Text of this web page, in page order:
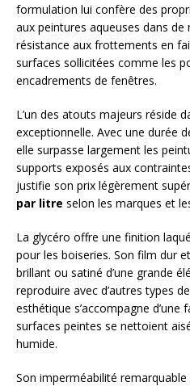
formulation lui confère des
aux peintures aqueuses dans
résistance aux frottements en
surfaces sollicitées comme les
encadrements de fenêtres.
L’un des atouts majeurs réside
exceptionnelle. Avec une durée
elle surpasse largement les
supports exposés aux
justifie son prix légèrement
par litre selon les marques et
La glycéro offre une finition
pour les boiseries. Son film dur
brillant ou satiné d’une grande
reproduire avec d’autres types
esthétique s’accompagne d’une
surfaces peintes se nettoient
humide.
Son imperméabilité